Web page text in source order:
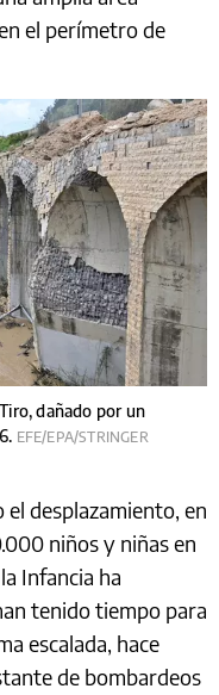
el perímetro de
dañado por un
EFE/EPA/STRINGER
desplazamiento, en
niños y niñas en
Infancia ha
tenido tiempo para
escalada, hace
de bombardeos